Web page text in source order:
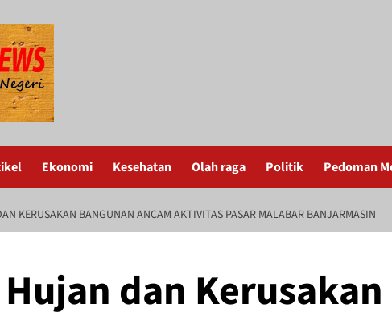
Ekonomi Kesehatan Olah raga Politik Pedoman
KERUSAKAN BANGUNAN ANCAM AKTIVITAS PASAR MALABAR BANJARMASIN
dan Kerusakan